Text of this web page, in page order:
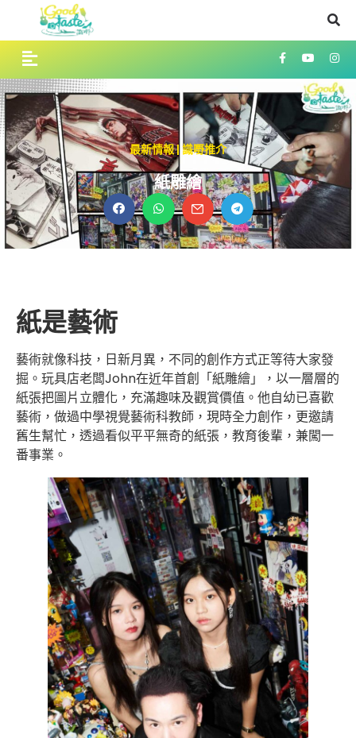
最新情報| 識嘢推介
紙雕繪
紙是藝術
藝術就像科技，日新月異，不同的創作方式正等待大家發
掘。玩具店老闆John在近年首創「紙雕繪」，以一層層的
紙張把圖片立體化，充滿趣味及觀賞價值。他自幼已喜歡
藝術，做過中學視覺藝術科教師，現時全力創作，更邀請
舊生幫忙，透過看似平平無奇的紙張，教育後輩，兼闖一
番事業。